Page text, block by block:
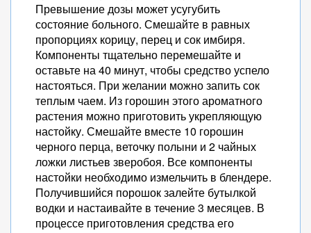
Превышение дозы может усугубить
состояние больного. Смешайте в равных
пропорциях корицу, перец и сок имбиря.
Компоненты тщательно перемешайте и
оставьте на 40 минут, чтобы средство успело
настояться. При желании можно запить сок
теплым чаем. Из горошин этого ароматного
растения можно приготовить укрепляющую
настойку. Смешайте вместе 10 горошин
черного перца, веточку полыни и 2 чайных
ложки листьев зверобоя. Все компоненты
настойки необходимо измельчить в блендере.
Получившийся порошок залейте бутылкой
водки и настаивайте в течение 3 месяцев. В
процессе приготовления средства его